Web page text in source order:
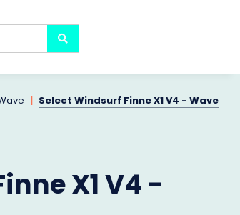
Select Windsurf Finne X1 V4 - Wave
X1 V4 -